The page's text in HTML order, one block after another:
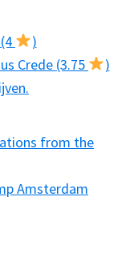
)
Crede (3.75
)
from the
Amsterdam